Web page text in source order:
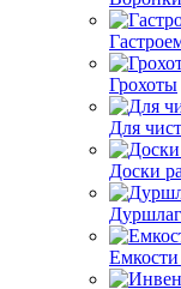
Грохоты
Для
Доски